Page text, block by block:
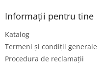
Informații pentru tine
Katalog
Termeni și condiții generale
Procedura de reclamații